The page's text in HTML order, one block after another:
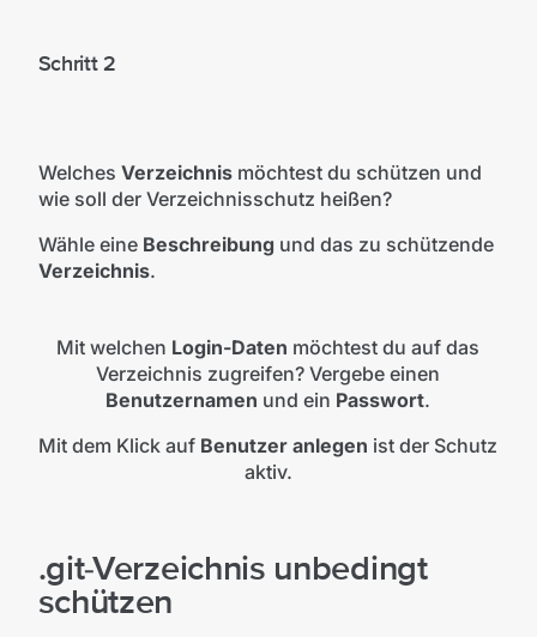
Schritt 2
Welches Verzeichnismöchtest du schützen und
wie soll der Verzeichnisschutz heißen?
Wähle eine Beschreibung und das zu schützende
Verzeichnis.
Mit welchen Login-Daten möchtest du auf das
Verzeichnis zugreifen? Vergebe einen
Benutzernamen und ein Passwort.
Mit dem Klick auf Benutzer anlegen ist der Schutz
aktiv.
.git-Verzeichnis unbedingt
schützen